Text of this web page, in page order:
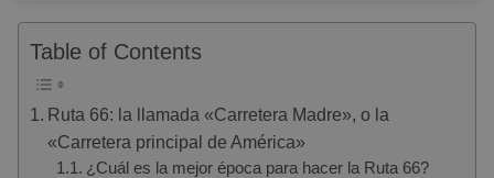
Table of Contents
Ruta 66: la llamada «Carretera Madre», o la
«Carretera principal de América»
¿Cuál es la mejor época para hacer la Ruta 66?